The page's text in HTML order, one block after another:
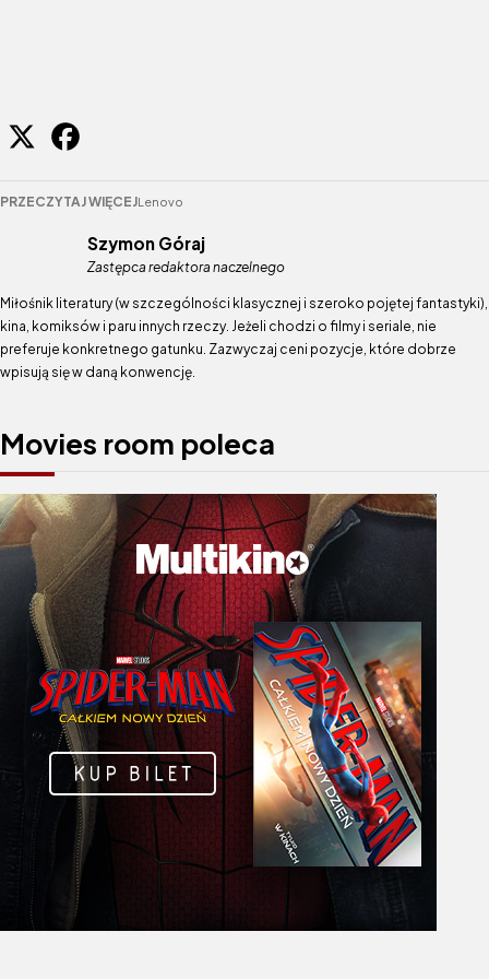
PRZECZYTAJ WIĘCEJLenovo
Szymon Góraj
Zastępca redaktora naczelnego
Miłośnik literatury (w szczególności klasycznej i szeroko pojętej fantastyki),
kina, komiksów i paru innych rzeczy. Jeżeli chodzi o filmy i seriale, nie
preferuje konkretnego gatunku. Zazwyczaj ceni pozycje, które dobrze
wpisują się w daną konwencję.
Movies room poleca